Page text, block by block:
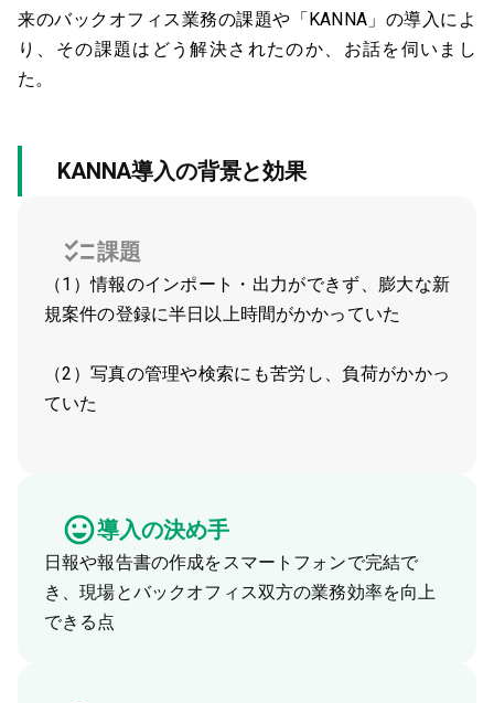
来のバックオフィス業務の課題や「KANNA」の導入によ
り、その課題はどう解決されたのか、お話を伺いまし
た。
KANNA導入の背景と効果
課題
（1）情報のインポート・出力ができず、膨大な新
規案件の登録に半日以上時間がかかっていた
（2）写真の管理や検索にも苦労し、負荷がかかっ
ていた
導入の決め手
日報や報告書の作成をスマートフォンで完結で
き、現場とバックオフィス双方の業務効率を向上
できる点